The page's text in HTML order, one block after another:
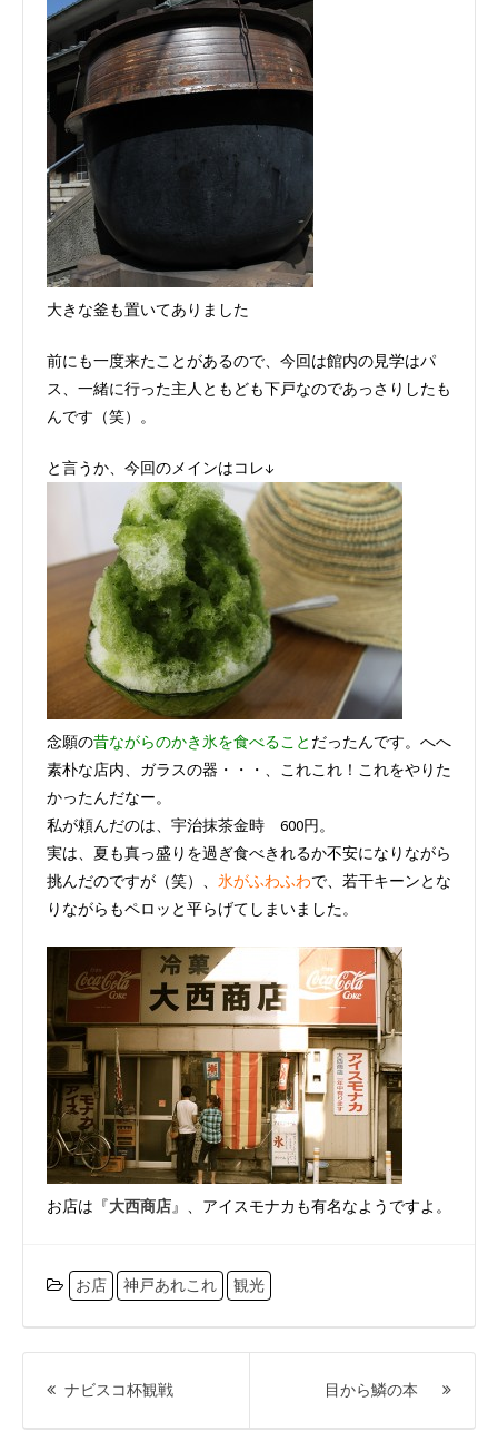
大きな釜も置いてありました
前にも一度来たことがあるので、今回は館内の見学はパ
ス、一緒に行った主人ともども下戸なのであっさりしたも
んです（笑）。
と言うか、今回のメインはコレ↓
念願の昔ながらのかき氷を食べること だったんです。へへ
素朴な店内、ガラスの器・・・、これこれ！これをやりた
かったんだなー。
私が頼んだのは、宇治抹茶金時 600円。
実は、夏も真っ盛りを過ぎ食べきれるか不安になりながら
挑んだのですが（笑）、 氷がふわふわで、若干キーンとな
りながらもペロッと平らげてしまいました。
お店は『大西商店』、アイスモナカも有名なようですよ。
お店 神戸あれこれ 観光
投
ナビスコ杯観戦前
目から鱗の本
次